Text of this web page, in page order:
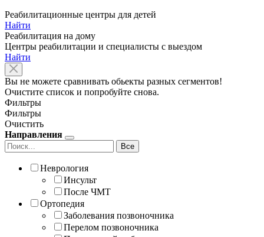
Реабилитационные центры для детей
Найти
Реабилитация на дому
Центры реабилитации и специалисты с выездом
Найти
Вы не можете сравнивать обьекты разных сегментов!
Очистите список и попробуйте снова.
Фильтры
Фильтры
Очистить
Направления
Все
Неврология
Инсульт
После ЧМТ
Ортопедия
Заболевания позвоночника
Перелом позвоночника